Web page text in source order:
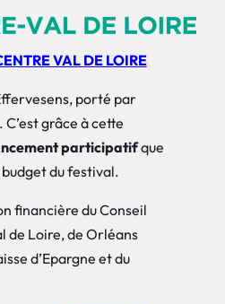
VAL DE LOIRE
porté par
grâce à cette
participatifque
du festival.
financière du Conseil
de Loire, de Orléans
d’Epargne et du